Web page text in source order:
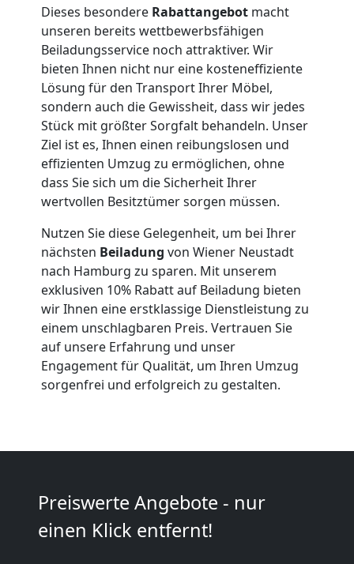
Dieses besondere Rabattangebot macht
unseren bereits wettbewerbsfähigen
Beiladungsservice noch attraktiver. Wir
bieten Ihnen nicht nur eine kosteneffiziente
Lösung für den Transport Ihrer Möbel,
sondern auch die Gewissheit, dass wir jedes
Stück mit größter Sorgfalt behandeln. Unser
Ziel ist es, Ihnen einen reibungslosen und
effizienten Umzug zu ermöglichen, ohne
dass Sie sich um die Sicherheit Ihrer
wertvollen Besitztümer sorgen müssen.
Nutzen Sie diese Gelegenheit, um bei Ihrer
nächsten Beiladung von Wiener Neustadt
nach Hamburg zu sparen. Mit unserem
exklusiven 10% Rabatt auf Beiladung bieten
wir Ihnen eine erstklassige Dienstleistung zu
einem unschlagbaren Preis. Vertrauen Sie
auf unsere Erfahrung und unser
Engagement für Qualität, um Ihren Umzug
sorgenfrei und erfolgreich zu gestalten.
Preiswerte Angebote - nur
einen Klick entfernt!
Expressumzug
Wiener
Neustadt
Tragehilfe
Wiener
Neustadt
Kleiner
Umzug
Wiener
Neustadt
Küchenumzug
Wiener